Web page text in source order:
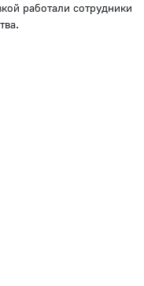
работали сотрудники